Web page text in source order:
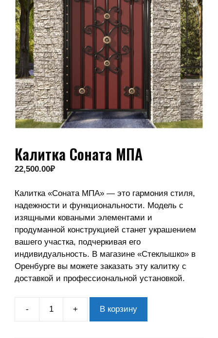
Калитка Соната МПА
22,500.00₽
Калитка «Соната МПА» — это гармония стиля,
надежности и функциональности. Модель с
изящными коваными элементами и
продуманной конструкцией станет украшением
вашего участка, подчеркивая его
индивидуальность. В магазине «Стеклышко» в
Оренбурге вы можете заказать эту калитку с
доставкой и профессиональной установкой.
- + В корзину